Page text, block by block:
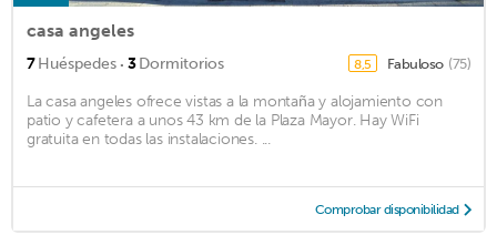
casa angeles
7Huéspedes · 3Dormitorios 8,5 Fabuloso (75)
La casa angeles ofrece vistas a la montaña y alojamiento con
patio y cafetera a unos 43 km de la Plaza Mayor. Hay WiFi
gratuita en todas las instalaciones. ...
Comprobar disponibilidad